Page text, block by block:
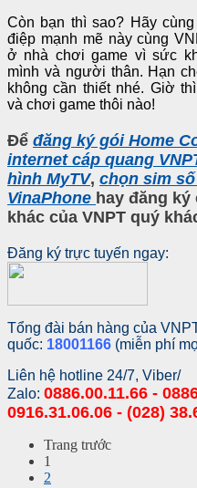
Còn bạn thì sao? Hãy
điệp mạnh mẽ này cùng
ở nhà chơi game vì sức
mình và người thân. Hạn
không cần thiết nhé. Giờ
và chơi game thôi nào!
Để đăng ký gói Home
internet cáp quang
hình MyTV, chọn sim
VinaPhone hay đăng ký
khác của VNPT quý
Đăng ký trực tuyến ngay:
Tổng đài bán hàng của
quốc: 18001166 (miễn phí
Liên hệ hotline 24/7, Viber/
Zalo: 0886.00.11.66 -
0916.31.06.06 - (028)
Trang trước
1
2